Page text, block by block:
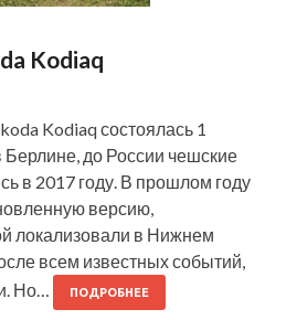
Kodiaq
Kodiaq состоялась 1
Берлине, до России чешские
в 2017 году. В прошлом году
версию,
локализовали в Нижнем
всем известных событий,
Но…
ПОДРОБНЕЕ